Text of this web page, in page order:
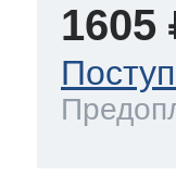
1605